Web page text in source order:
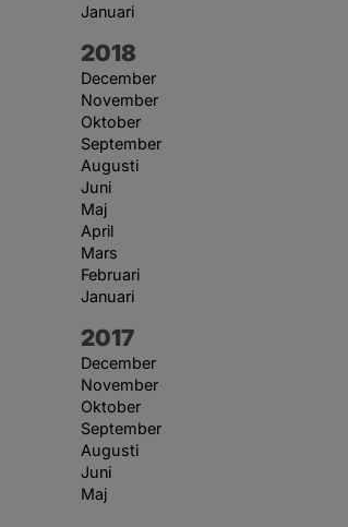
Januari
År:
2018
December
November
Oktober
September
Augusti
Juni
Maj
April
Mars
Februari
Januari
År:
2017
December
November
Oktober
September
Augusti
Juni
Maj